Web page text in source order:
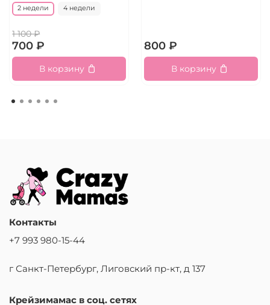
2 недели
4 недели
1 100 ₽
700 ₽
В корзину
800 ₽
В корзину
Контакты
+7 993 980-15-44
г Санкт-Петербург, Лиговский пр-кт, д 137
Крейзимамас в соц. сетях